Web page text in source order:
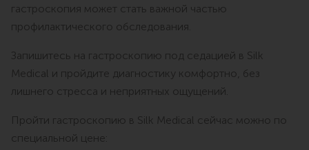
гастроскопия может стать важной частью
профилактического обследования.
Запишитесь на гастроскопию под седацией в Silk
Medical и пройдите диагностику комфортно, без
лишнего стресса и неприятных ощущений.
Пройти гастроскопию в Silk Medical сейчас можно по
специальной цене: